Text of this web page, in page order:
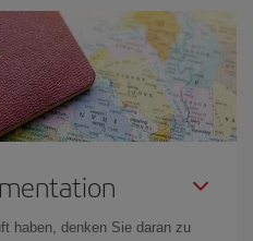
haben, denken Sie daran zu